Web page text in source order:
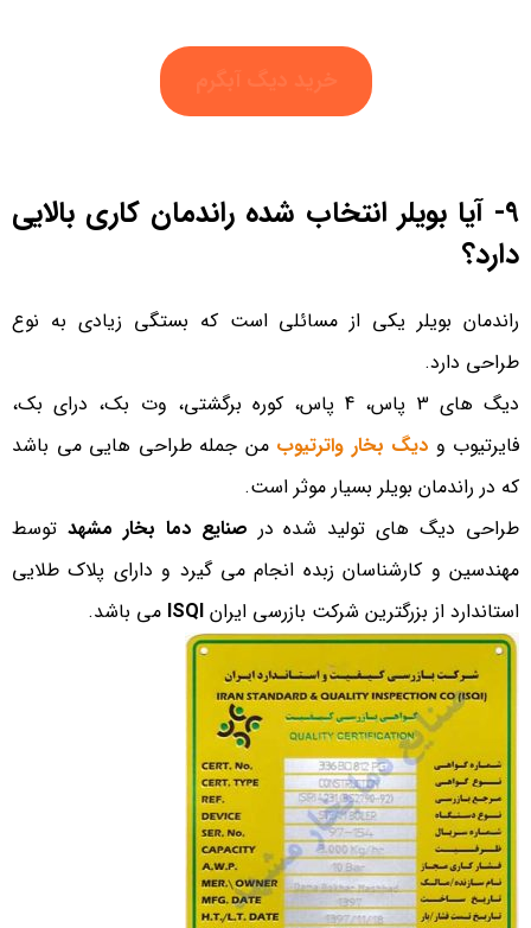
9- آیا بویلر انتخاب شده راندمان کاری بالایی
دارد؟
راندمان بویلر یکی از مسائلی است که بستگی زیادی به نوع
طراحی دارد.
دیگ های 3 پاس، 4 پاس، کوره برگشتی، وت بک، درای بک،
فایرتیوب و دیگ بخار واترتیوب من جمله طراحی هایی می باشد
که در راندمان بویلر بسیار موثر است.
طراحی دیگ های تولید شده در صنایع دما بخار مشهد توسط
مهندسین و کارشناسان زبده انجام می گیرد و دارای پلاک طلایی
استاندارد از بزرگترین شرکت بازرسی ایران ISQI می باشد.